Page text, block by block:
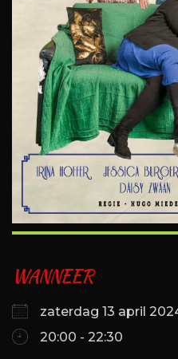
WANNEER
zaterdag 13 april
20:00 - 22:30